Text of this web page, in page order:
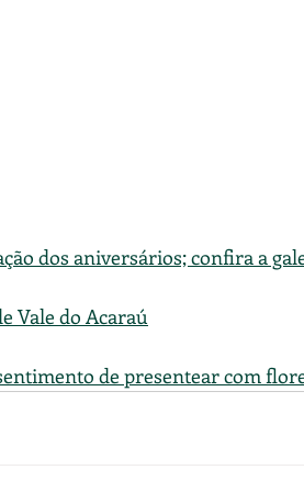
dos aniversários; confira a
Vale do Acaraú
de presentear com